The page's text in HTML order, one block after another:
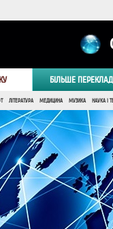
БІЛЬШЕ
ЛІТЕРАТУРА МЕДИЦИНА МУЗИКА НАУКА І